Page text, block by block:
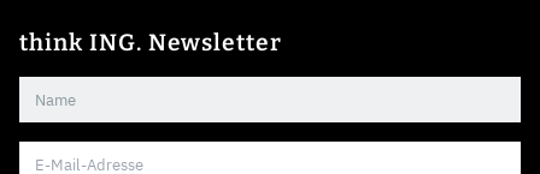
think ING. Newsletter